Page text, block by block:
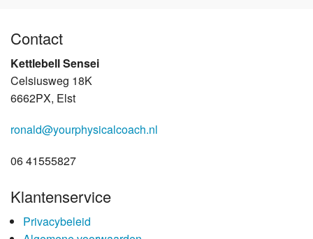
Contact
Kettlebell Sensei
Celsiusweg 18K
6662PX, Elst
ronald@yourphysicalcoach.nl
06 41555827
Klantenservice
Privacybeleid